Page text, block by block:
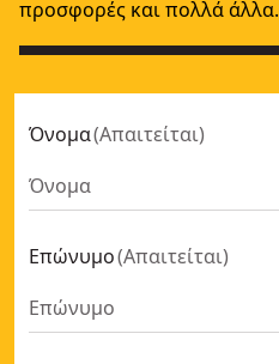
προσφορές και πολλά άλλα.
Όνομα(Απαιτείται)
Επώνυμο(Απαιτείται)